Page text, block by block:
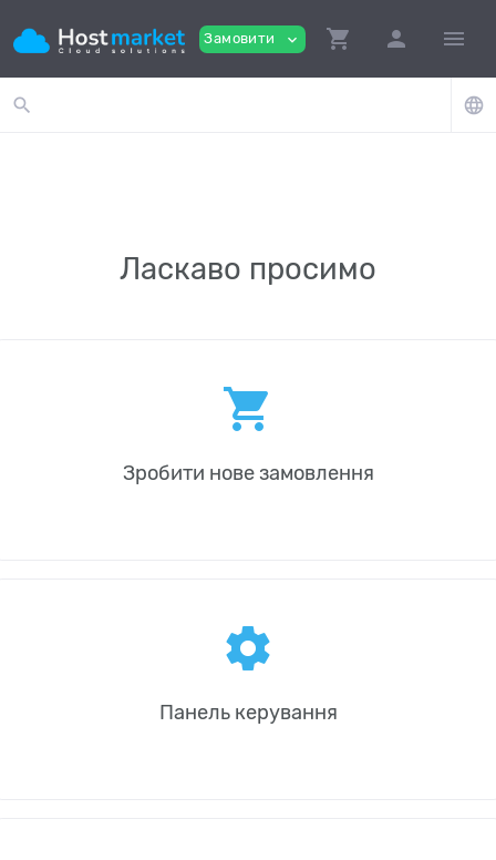
Замовити expand_more shopping_cart person menu
search language
Ласкаво просимо
shopping_cart
Зробити нове замовлення
settings
Панель керування